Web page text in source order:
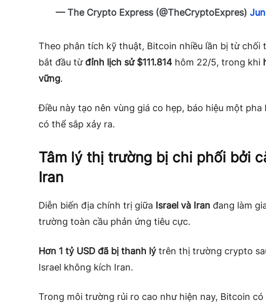
— The Crypto Express (@TheCryptoExpres)
Theo phân tích kỹ thuật, Bitcoin nhiều lần bị từ chối
bắt đầu từ đỉnh lịch sử $111.814 hôm 22/5, trong khi
vững.
Điều này tạo nên vùng giá co hẹp, báo hiệu một pha
có thể sắp xảy ra.
Tâm lý thị trường bị chi phối bởi
Iran
Diễn biến địa chính trị giữa Israel và Iran đang làm
trường toàn cầu phản ứng tiêu cực.
Hơn 1 tỷ USD đã bị thanh lýtrên thị trường crypto
Israel không kích Iran.
Trong môi trường rủi ro cao như hiện nay, Bitcoin